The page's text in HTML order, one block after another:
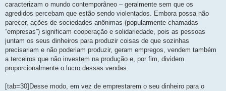
caracterizam o mundo contemporâneo – geralmente sem que os
agredidos percebam que estão sendo violentados. Embora possa não
parecer, ações de sociedades anônimas (popularmente chamadas
“empresas”) significam cooperação e solidariedade, pois as pessoas
juntam os seus dinheiros para produzir coisas de que sozinhas
precisariam e não poderiam produzir, geram empregos, vendem também
a terceiros que não investem na produção e, por fim, dividem
proporcionalmente o lucro dessas vendas.
[tab=30]Desse modo, em vez de emprestarem o seu dinheiro para o